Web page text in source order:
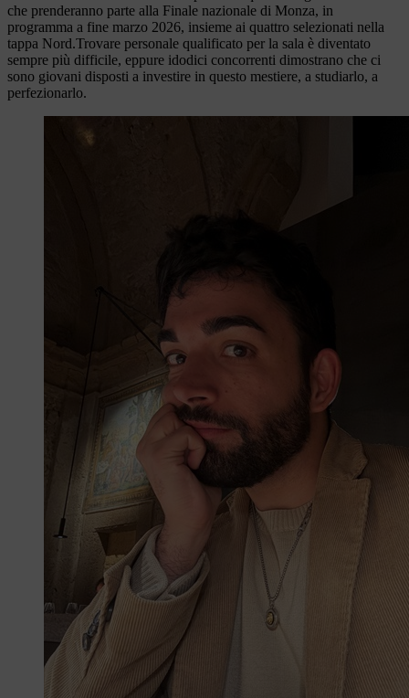
che prenderanno parte alla Finale nazionale di Monza, in
programma a fine marzo 2026, insieme ai quattro selezionati nella
tappa Nord.Trovare personale qualificato per la sala è diventato
sempre più difficile, eppure idodici concorrenti dimostrano che ci
sono giovani disposti a investire in questo mestiere, a studiarlo, a
perfezionarlo.